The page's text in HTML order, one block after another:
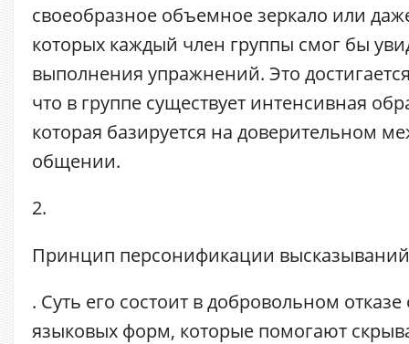
своеобразное объемное зеркало или
которых каждый член группы смог бы
выполнения упражнений. Это
что в группе существует интенсивная
которая базируется на доверительном
общении.
2.
Принцип персонификации высказываний
. Суть его состоит в добровольном
языковых форм, которые помогают